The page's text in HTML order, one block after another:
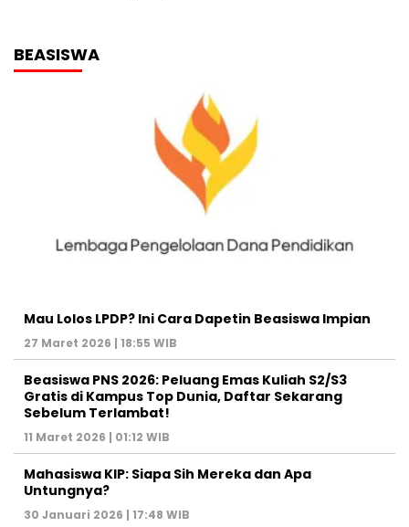
BEASISWA
Mau Lolos LPDP? Ini Cara Dapetin Beasiswa Impian
27 Maret 2026 | 18:55 WIB
Beasiswa PNS 2026: Peluang Emas Kuliah S2/S3
Gratis di Kampus Top Dunia, Daftar Sekarang
Sebelum Terlambat!
11 Maret 2026 | 01:12 WIB
Mahasiswa KIP: Siapa Sih Mereka dan Apa
Untungnya?
30 Januari 2026 | 17:48 WIB